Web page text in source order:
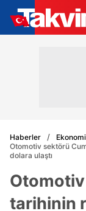
Haberler
Otomotiv sektörü
dolara ulaştı
tarihinin